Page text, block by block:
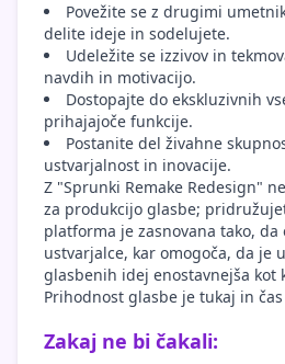
Povežite se z drugimi
delite ideje in sodelujete.
Udeležite se izzivov in
navdih in motivacijo.
Dostopajte do ekskluzivnih
prihajajoče funkcije.
Postanite del živahne
ustvarjalnost in inovacije.
Z "Sprunki Remake Redesign"
za produkcijo glasbe;
platforma je zasnovana tako, da
ustvarjalce, kar omogoča, da je
glasbenih idej enostavnejša kot
Prihodnost glasbe je tukaj in
Zakaj ne bi čakali: